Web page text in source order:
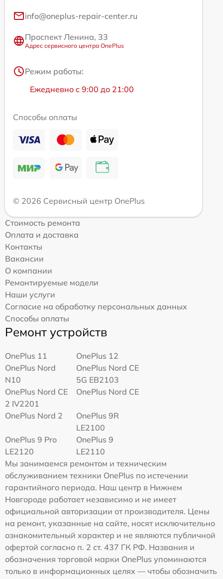
info@oneplus-repair-center.ru
Проспект Ленина, 33
Адрес сервисного центра OnePlus
Режим работы:
Ежедневно с 9:00 до 21:00
Способы оплаты
© 2026 Сервисный центр OnePlus
Стоимость ремонта
Оплата и доставка
Контакты
Вакансии
О компании
Ремонтируемые модели
Наши услуги
Согласие на обработку персональных данных
Способы оплаты
Ремонт устройств
OnePlus 11
OnePlus 12
OnePlus Nord
N10
OnePlus Nord CE
5G EB2103
OnePlus Nord CE
2 IV2201
OnePlus Nord CE
OnePlus Nord 2
OnePlus 9R
LE2100
OnePlus 9 Pro
LE2120
OnePlus 9
LE2110
Мы занимаемся ремонтом и техническим
обслуживанием техники OnePlus по истечении
гарантийного периода. Наш центр в Нижнем
Новгороде работает независимо и не имеет
официальной авторизации от производителя. Цены
на ремонт, указанные на сайте, носят исключительно
ознакомительный характер и не являются публичной
офертой согласно п. 2 ст. 437 ГК РФ. Названия и
обозначения торговой марки OnePlus упоминаются
только в информационных целях — чтобы обозначить